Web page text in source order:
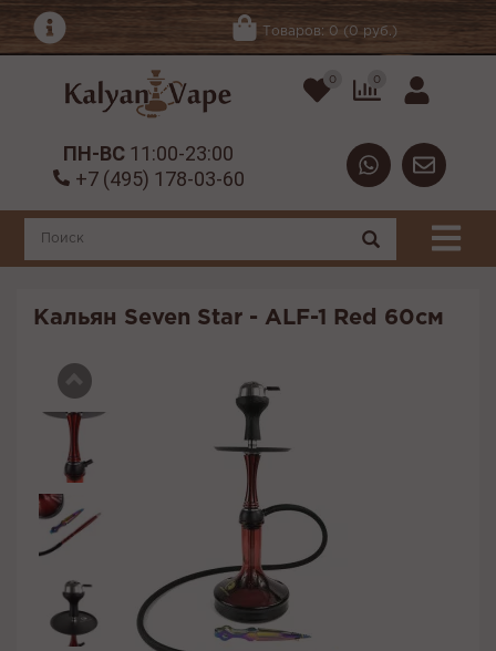
Товаров: 0 (0 руб.)
0 0
ПН-ВС 11:00-23:00
+7 (495) 178-03-60
Кальян Seven Star - ALF-1 Red 60см